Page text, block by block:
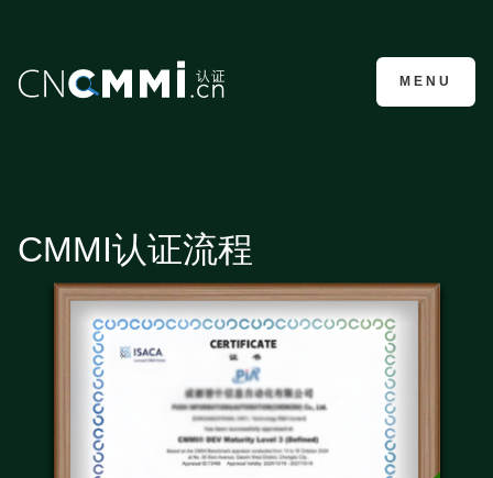
CMMI认证咨询
MENU
CMMI认证流程